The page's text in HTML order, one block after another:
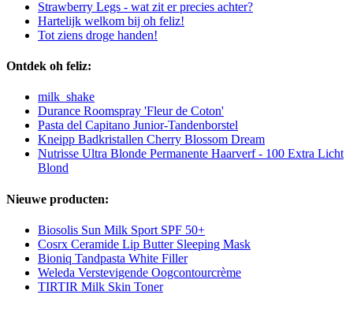
Strawberry Legs - wat zit er precies achter?
Hartelijk welkom bij oh feliz!
Tot ziens droge handen!
Ontdek oh feliz:
milk_shake
Durance Roomspray 'Fleur de Coton'
Pasta del Capitano Junior-Tandenborstel
Kneipp Badkristallen Cherry Blossom Dream
Nutrisse Ultra Blonde Permanente Haarverf - 100 Extra Licht
Blond
Nieuwe producten:
Biosolis Sun Milk Sport SPF 50+
Cosrx Ceramide Lip Butter Sleeping Mask
Bioniq Tandpasta White Filler
Weleda Verstevigende Oogcontourcrème
TIRTIR Milk Skin Toner